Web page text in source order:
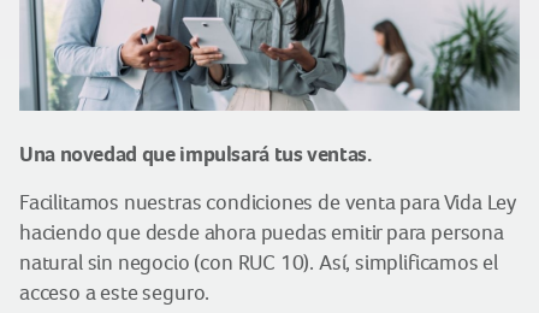
Una novedad que impulsará tus ventas.
Facilitamos nuestras condiciones de venta para Vida Ley
haciendo que desde ahora puedas emitir para persona
natural sin negocio (con RUC 10). Así, simplificamos el
acceso a este seguro.